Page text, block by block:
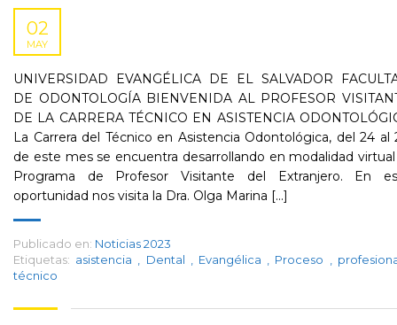
02
MAY
UNIVERSIDAD EVANGÉLICA DE EL SALVADOR
DE ODONTOLOGÍA BIENVENIDA AL PROFESOR
DE LA CARRERA TÉCNICO EN ASISTENCIA
La Carrera del Técnico en Asistencia Odontológica, del 24 al
de este mes se encuentra desarrollando en modalidad
Programa de Profesor Visitante del Extranjero. En
oportunidad nos visita la Dra. Olga Marina [...]
Publicado en: Noticias 2023
Etiquetas: asistencia Dental Evangélica Proceso
técnico